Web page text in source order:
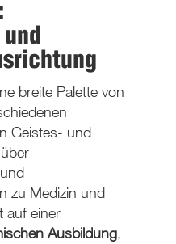
breite Palette von
Geistes- und
zu Medizin und
auf einer
Ausbildung,